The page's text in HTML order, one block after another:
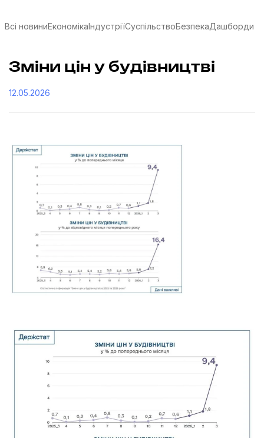
Всі новиниЕкономікаІндустріїСуспільствоБезпекаДашборди
Зміни цін у будівництві
12.05.2026